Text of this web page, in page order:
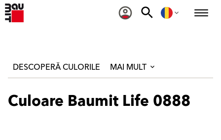
DESCOPERĂ CULORILE MAI MULT
Culoare Baumit Life 0888